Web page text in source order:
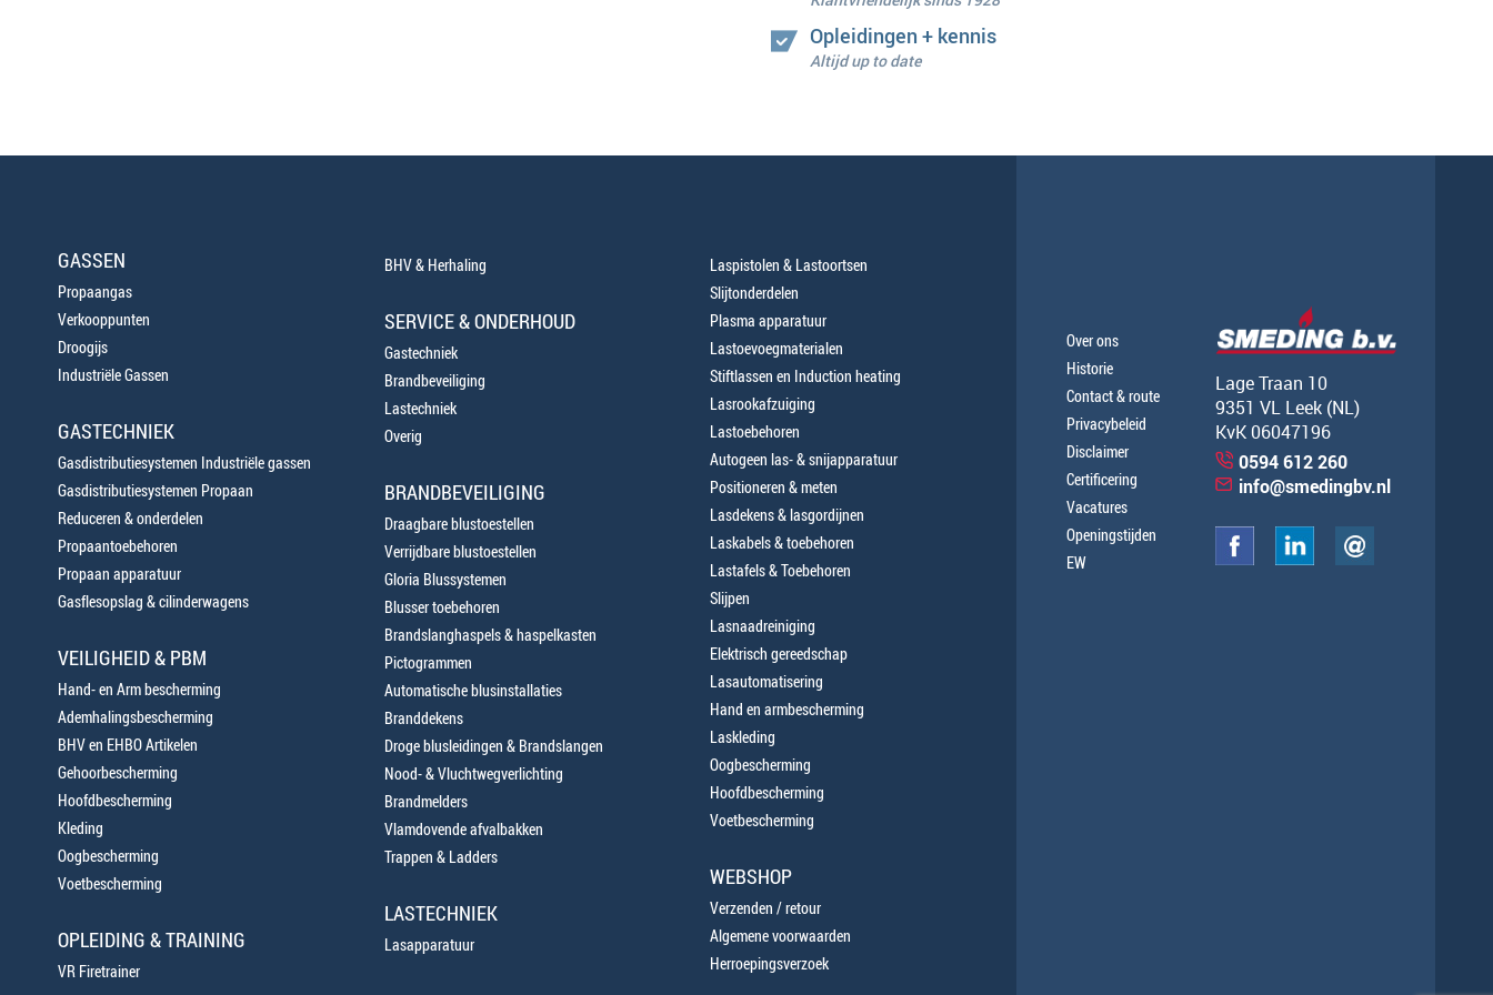
Opleidingen + kennis
Altijd up to date
GASSEN
Propaangas
Verkooppunten
Droogijs
Industriële Gassen
GASTECHNIEK
Gasdistributiesystemen Industriële gassen
Gasdistributiesystemen Propaan
Reduceren & onderdelen
Propaantoebehoren
Propaan apparatuur
Gasflesopslag & cilinderwagens
VEILIGHEID & PBM
Hand- en Arm bescherming
Ademhalingsbescherming
BHV en EHBO Artikelen
Gehoorbescherming
Hoofdbescherming
Kleding
Oogbescherming
Voetbescherming
OPLEIDING & TRAINING
VR Firetrainer
BHV & Herhaling
SERVICE & ONDERHOUD
Gastechniek
Brandbeveiliging
Lastechniek
Overig
BRANDBEVEILIGING
Draagbare blustoestellen
Verrijdbare blustoestellen
Gloria Blussystemen
Blusser toebehoren
Brandslanghaspels & haspelkasten
Pictogrammen
Automatische blusinstallaties
Branddekens
Droge blusleidingen & Brandslangen
Nood- & Vluchtwegverlichting
Brandmelders
Vlamdovende afvalbakken
Trappen & Ladders
LASTECHNIEK
Lasapparatuur
Laspistolen & Lastoortsen
Slijtonderdelen
Plasma apparatuur
Lastoevoegmaterialen
Stiftlassen en Induction heating
Lasrookafzuiging
Lastoebehoren
Autogeen las- & snijapparatuur
Positioneren & meten
Lasdekens & lasgordijnen
Laskabels & toebehoren
Lastafels & Toebehoren
Slijpen
Lasnaadreiniging
Elektrisch gereedschap
Lasautomatisering
Hand en armbescherming
Laskleding
Oogbescherming
Hoofdbescherming
Voetbescherming
WEBSHOP
Verzenden / retour
Algemene voorwaarden
Herroepingsverzoek
Over ons
Historie
Contact & route
Privacybeleid
Disclaimer
Certificering
Vacatures
Openingstijden
EW
Lage Traan 10
9351 VL Leek (NL)
KvK 06047196
0594 612 260
info@smedingbv.nl